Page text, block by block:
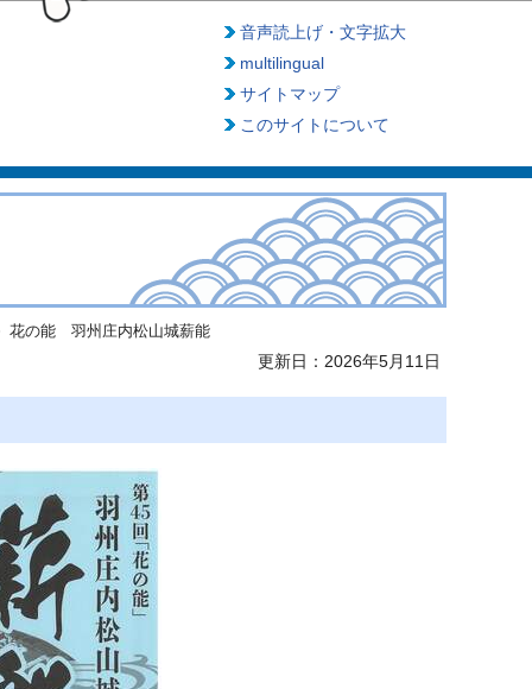
音声読上げ・文字拡大
multilingual
サイトマップ
このサイトについて
花の能 羽州庄内松山城薪能
更新日：2026年5月11日